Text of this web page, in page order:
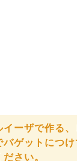
イーザで作る
バゲットにつ
ださい。